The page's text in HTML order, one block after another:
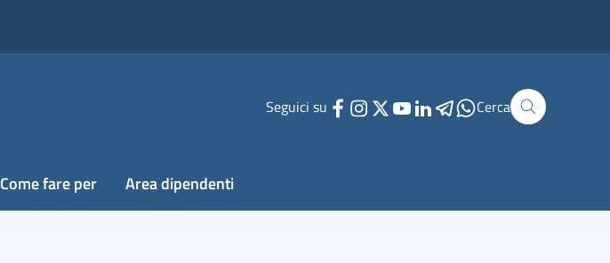
Seguici su Cerca
Come fare per Area dipendenti